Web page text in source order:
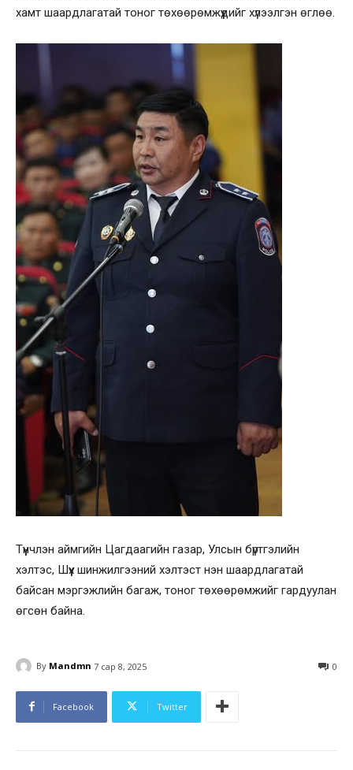
хамт шаардлагатай тоног төхөөрөмжүүдийг хүлээлгэн өглөө.
Түүнчлэн аймгийн Цагдаагийн газар, Улсын бүртгэлийн
хэлтэс, Шүүх шинжилгээний хэлтэст нэн шаардлагатай
байсан мэргэжлийн багаж, тоног төхөөрөмжийг гардуулан
өгсөн байна.
By Mandmn 7 сар 8, 2025 0
Facebook Twitter